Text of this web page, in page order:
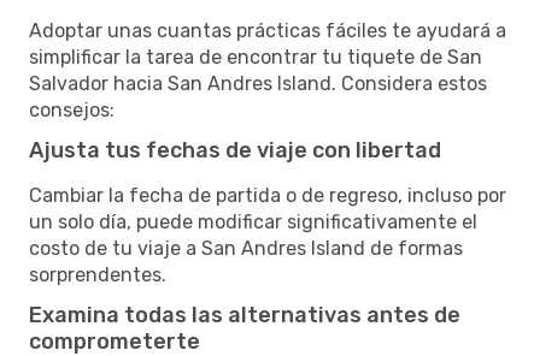
Adoptar unas cuantas prácticas fáciles te ayudará a
simplificar la tarea de encontrar tu tiquete de San
Salvador hacia San Andres Island. Considera estos
consejos:
Ajusta tus fechas de viaje con libertad
Cambiar la fecha de partida o de regreso, incluso por
un solo día, puede modificar significativamente el
costo de tu viaje a San Andres Island de formas
sorprendentes.
Examina todas las alternativas antes de
comprometerte